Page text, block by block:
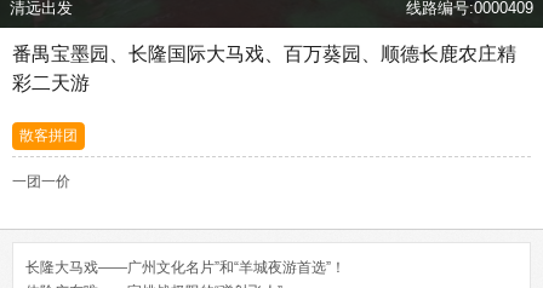
清远出发 线路编号:0000409
番禺宝墨园、长隆国际大马戏、百万葵园、顺德长鹿农庄精
彩二天游
散客拼团
一团一价
长隆大马戏——广州文化名片”和“羊城夜游首选”！